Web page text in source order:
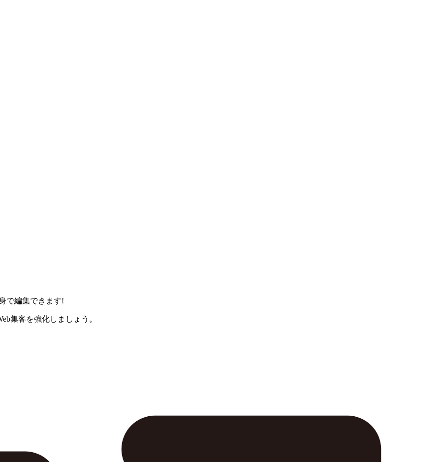
で編集できます!
集客を強化しましょう。